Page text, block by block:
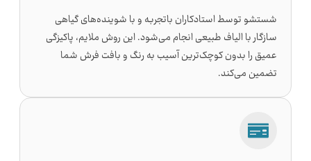
شستشو توسط استادکاران باتجربه و با شوینده‌های گیاهی
سازگار با الیاف طبیعی انجام می‌شود. این روش ملایم، پاکیزگی
عمیق را بدون کوچک‌ترین آسیب به رنگ و بافت فرش شما
تضمین می‌کند.